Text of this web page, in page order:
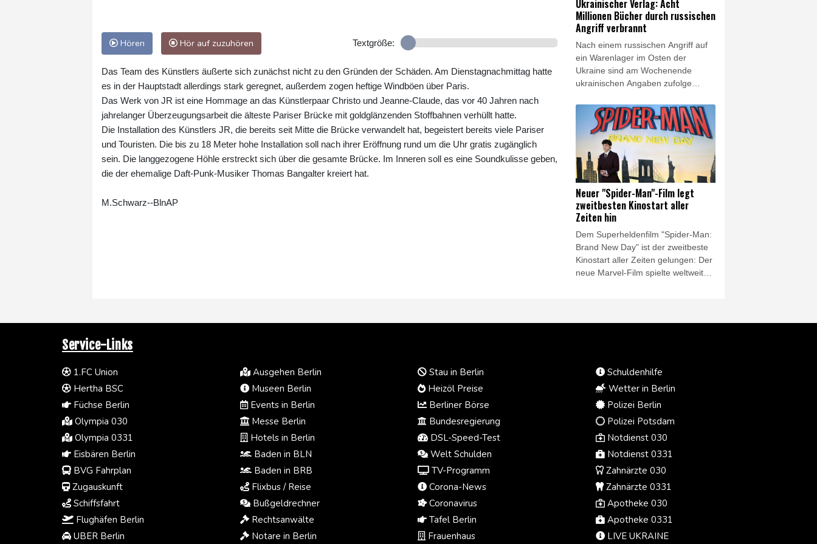
Hören Hör auf zuzuhören Textgröße:
Das Team des Künstlers äußerte sich zunächst nicht zu den Gründen der Schäden. Am Dienstagnachmittag hatte
es in der Hauptstadt allerdings stark geregnet, außerdem zogen heftige Windböen über Paris.
Das Werk von JR ist eine Hommage an das Künstlerpaar Christo und Jeanne-Claude, das vor 40 Jahren nach
jahrelanger Überzeugungsarbeit die älteste Pariser Brücke mit goldglänzenden Stoffbahnen verhüllt hatte.
Die Installation des Künstlers JR, die bereits seit Mitte die Brücke verwandelt hat, begeistert bereits viele Pariser
und Touristen. Die bis zu 18 Meter hohe Installation soll nach ihrer Eröffnung rund um die Uhr gratis zugänglich
sein. Die langgezogene Höhle erstreckt sich über die gesamte Brücke. Im Inneren soll es eine Soundkulisse geben,
die der ehemalige Daft-Punk-Musiker Thomas Bangalter kreiert hat.
M.Schwarz--BlnAP
schon gedruckt worden:
'Schweinwerfer'."
Ukrainischer Verlag: Acht
Millionen Bücher durch russischen
Angriff verbrannt
Nach einem russischen Angriff auf
ein Warenlager im Osten der
Ukraine sind am Wochenende
ukrainischen Angaben zufolge
als acht Millionen Bücher wurden in
dem Feuer zerstört, darunter
Lehrbücher für Kinder", teilte der
Verlag Ranok am Montag in
Onlinenetzwerken mit. Es handele
sich um "den größten Verlust in der
ukrainischen Buchinfrastruktur" seit
Beginn des russischen
Angriffskriegs im Februar 2022.
Neuer "Spider-Man"-Film legt
zweitbesten Kinostart aller
Zeiten hin
Dem Superheldenfilm "Spider-Man:
Brand New Day" ist der zweitbeste
Kinostart aller Zeiten gelungen: Der
neue Marvel-Film spielte weltweit
Nordamerika, wie am Sonntag
Datenbank Box Office Mojo ein
noch besseres Kinodebüt: Der
Marvel-Streifen "Avengers:
Wochenende seines weltweiten
Kinostarts 1,2 Milliarden Dollar ein.
Service-Links
1.FC Union
Hertha BSC
Füchse Berlin
Olympia 030
Olympia 0331
Eisbären Berlin
BVG Fahrplan
Zugauskunft
Schiffsfahrt
Flughäfen Berlin
UBER Berlin
Ausgehen Berlin
Museen Berlin
Events in Berlin
Messe Berlin
Hotels in Berlin
Baden in BLN
Baden in BRB
Flixbus / Reise
Bußgeldrechner
Rechtsanwälte
Notare in Berlin
Stau in Berlin
Heizöl Preise
Berliner Börse
Bundesregierung
DSL-Speed-Test
Welt Schulden
TV-Programm
Corona-News
Coronavirus
Tafel Berlin
Frauenhaus
Schuldenhilfe
Wetter in Berlin
Polizei Berlin
Polizei Potsdam
Notdienst 030
Notdienst 0331
Zahnärzte 030
Zahnärzte 0331
Apotheke 030
Apotheke 0331
LIVE UKRAINE